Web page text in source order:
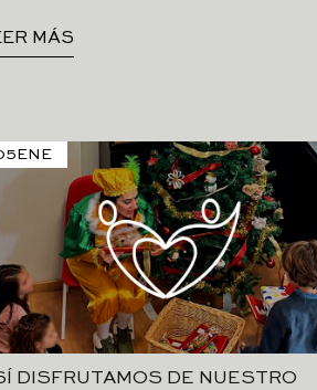
MÁS
DISFRUTAMOS DE NUESTRO
ENE